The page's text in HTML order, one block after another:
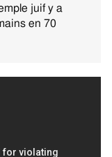
juif y a
en 70